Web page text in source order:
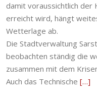
damit voraussichtlich
erreicht wird, hängt
Wetterlage ab.
Die Stadtverwaltung
beobachten ständig die
zusammen mit dem
Auch das Technische […]